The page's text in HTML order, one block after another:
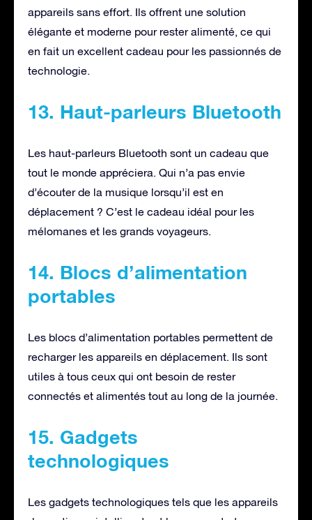
appareils sans effort. Ils offrent une solution
élégante et moderne pour rester alimenté, ce qui
en fait un excellent cadeau pour les passionnés de
technologie.
13. Haut-parleurs Bluetooth
Les haut-parleurs Bluetooth sont un cadeau que
tout le monde appréciera. Qui n’a pas envie
d’écouter de la musique lorsqu’il est en
déplacement ? C’est le cadeau idéal pour les
mélomanes et les grands voyageurs.
14. Blocs d’alimentation
portables
Les blocs d’alimentation portables permettent de
recharger les appareils en déplacement. Ils sont
utiles à tous ceux qui ont besoin de rester
connectés et alimentés tout au long de la journée.
15. Gadgets
technologiques
Les gadgets technologiques tels que les appareils